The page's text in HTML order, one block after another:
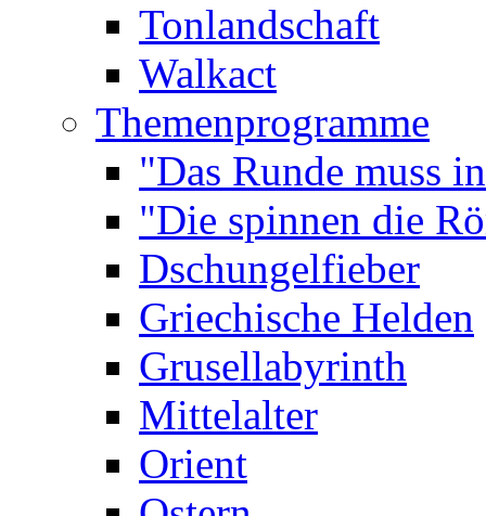
Tonlandschaft
Walkact
Themenprogramme
"Das Runde muss
"Die spinnen die
Dschungelfieber
Griechische Helden
Grusellabyrinth
Mittelalter
Orient